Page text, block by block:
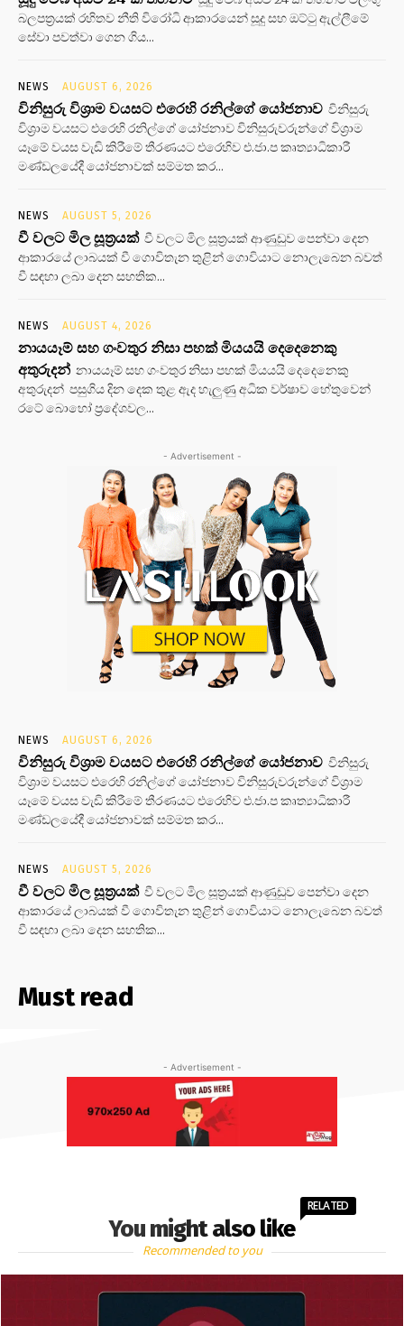
බලපත්‍රයක් රහිතව නීති විරෝධි ආකාරයෙන් සූදු සහ ඔට්ටු ඇල්ලීමේ
සේවා පවත්වා ගෙන ගිය...
NEWS AUGUST 6, 2026
විනිසුරු විශ්‍රාම වයසට එරෙහි රනිල්ගේ යෝජනාව විනිසුරු
විශ්‍රාම වයසට එරෙහි රනිල්ගේ යෝජනාව විනිසුරුවරුන්ගේ විශ්‍රාම
යෑමේ වයස වැඩි කිරීමේ තීරණයට එරෙහිව එ.ජා.ප කෘත්‍යාධිකාරී
මණ්ඩලයේදී යෝජනාවක් සම්මත කර...
NEWS AUGUST 5, 2026
වී වලට මිල සූත්‍රයක් වී වලට මිල සූත්‍රයක් ආණුඩුව පෙන්වා දෙන
ආකාරයේ ලාබයක් වී ගොවිතැන තුළින් ගොවියාට නොලැබෙන බවත්
වී සඳහා ලබා දෙන සහතික...
NEWS AUGUST 4, 2026
නායයෑම් සහ ගංවතුර නිසා පහක් මියයයි දෙදෙනෙකු
අතුරුදන් නායයෑම් සහ ගංවතුර නිසා පහක් මියයයි දෙදෙනෙකු
අතුරුදන් පසුගිය දින දෙක තුළ ඇද හැලුණු අධික වර්ෂාව හේතුවෙන්
රටේ බොහෝ ප්‍රදේශවල...
- Advertisement -
NEWS AUGUST 6, 2026
විනිසුරු විශ්‍රාම වයසට එරෙහි රනිල්ගේ යෝජනාව විනිසුරු
විශ්‍රාම වයසට එරෙහි රනිල්ගේ යෝජනාව විනිසුරුවරුන්ගේ විශ්‍රාම
යෑමේ වයස වැඩි කිරීමේ තීරණයට එරෙහිව එ.ජා.ප කෘත්‍යාධිකාරී
මණ්ඩලයේදී යෝජනාවක් සම්මත කර...
NEWS AUGUST 5, 2026
වී වලට මිල සූත්‍රයක් වී වලට මිල සූත්‍රයක් ආණුඩුව පෙන්වා දෙන
ආකාරයේ ලාබයක් වී ගොවිතැන තුළින් ගොවියාට නොලැබෙන බවත්
වී සඳහා ලබා දෙන සහතික...
Must read
- Advertisement -
You might also like
RELATED
Recommended to you